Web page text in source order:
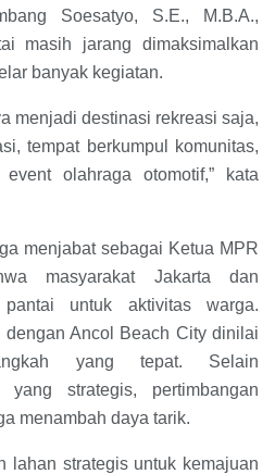
Soesatyo, S.E., M.B.A.,
masih jarang dimaksimalkan
banyak kegiatan.
menjadi destinasi rekreasi saja,
tempat berkumpul komunitas,
olahraga otomotif,” kata
menjabat sebagai Ketua MPR
masyarakat Jakarta dan
pantai untuk aktivitas warga.
dengan Ancol Beach City dinilai
yang tepat. Selain
yang strategis, pertimbangan
menambah daya tarik.
lahan strategis untuk kemajuan